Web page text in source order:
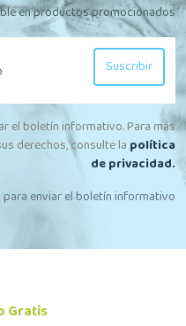
en productos promocionados
Suscribir
el boletín informativo. Para más
derechos, consulte la política
de privacidad.
enviar el boletín informativo
Gratis